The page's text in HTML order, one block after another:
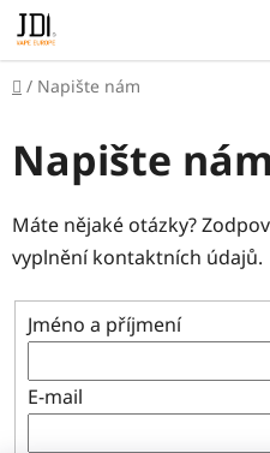
Přejít
na
obsah
Domů
/ Napište nám
Napište nám
Máte nějaké otázky?
vyplnění kontaktních údajů.
Jméno a příjmení
E-mail